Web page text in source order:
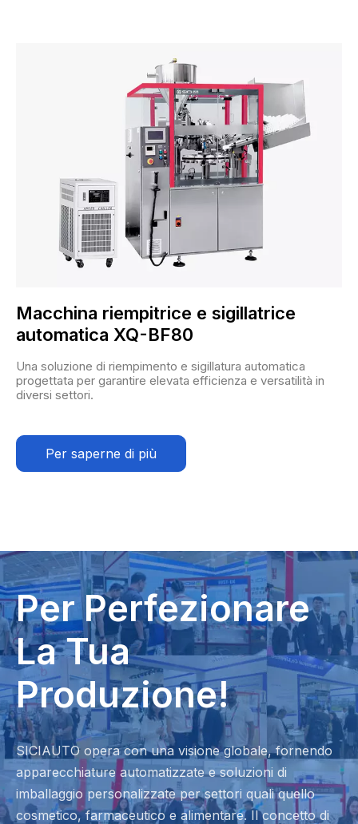
Macchina riempitrice e sigillatrice
automatica XQ-BF80
Una soluzione di riempimento e sigillatura automatica
progettata per garantire elevata efficienza e versatilità in
diversi settori.
Per saperne di più
Per Perfezionare
La Tua
Produzione!
SICIAUTO opera con una visione globale, fornendo
apparecchiature automatizzate e soluzioni di
imballaggio personalizzate per settori quali quello
cosmetico, farmaceutico e alimentare. Il concetto di